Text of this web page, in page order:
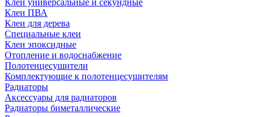
Клеи универсальные и секундные
Клеи ПВА
Клеи для дерева
Специальные клеи
Клеи эпоксидные
Отопление и водоснабжение
Полотенцесушители
Комплектующие к полотенцесушителям
Радиаторы
Аксессуары для радиаторов
Радиаторы биметаллические